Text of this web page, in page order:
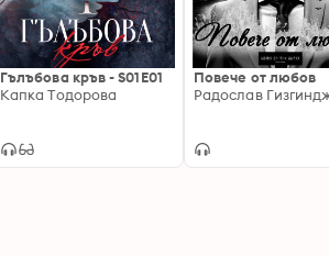
Гълъбова кръв - S01E01
Капка Тодорова
Повече от любов
Радослав